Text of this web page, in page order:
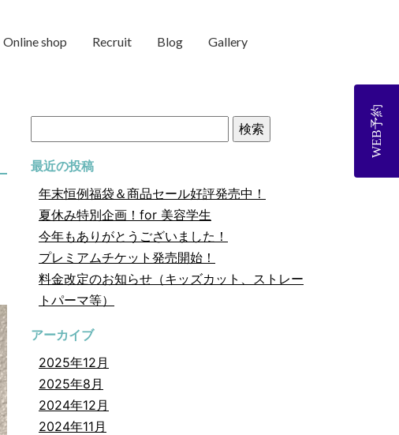
WEB予約
Online shop Recruit Blog Gallery
索:
最近の投稿
年末恒例福袋＆商品セール好評発売中！
夏休み特別企画！for 美容学生
今年もありがとうございました！
プレミアムチケット発売開始！
料金改定のお知らせ（キッズカット、ストレー
トパーマ等）
アーカイブ
2025年12月
2025年8月
2024年12月
2024年11月